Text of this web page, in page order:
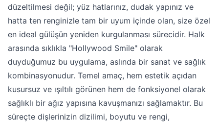
düzeltilmesi değil; yüz hatlarınız, dudak yapınız ve
hatta ten renginizle tam bir uyum içinde olan, size özel
en ideal gülüşün yeniden kurgulanması sürecidir. Halk
arasında sıklıkla "Hollywood Smile" olarak
duyduğumuz bu uygulama, aslında bir sanat ve sağlık
kombinasyonudur. Temel amaç, hem estetik açıdan
kusursuz ve ışıltılı görünen hem de fonksiyonel olarak
sağlıklı bir ağız yapısına kavuşmanızı sağlamaktır. Bu
süreçte dişlerinizin dizilimi, boyutu ve rengi,